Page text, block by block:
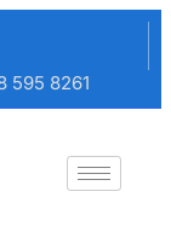
595 8261